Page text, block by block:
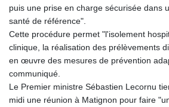
puis une prise en charge sécurisée dans
santé de référence".
Cette procédure permet "l'isolement
clinique, la réalisation des prélèvements
en œuvre des mesures de prévention
communiqué.
Le Premier ministre Sébastien Lecornu
midi une réunion à Matignon pour faire